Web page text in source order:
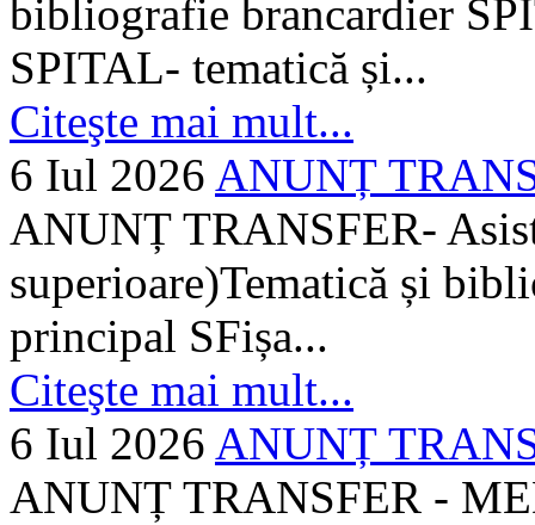
bibliografie brancardier
SPITAL- tematică și...
Citeşte mai mult...
6 Iul 2026 ANUNȚ
ANUNȚ TRANSFER-
superioare)Tematică și
principal SFișa...
Citeşte mai mult...
6 Iul 2026 ANUNȚ
ANUNȚ TRANSFER -